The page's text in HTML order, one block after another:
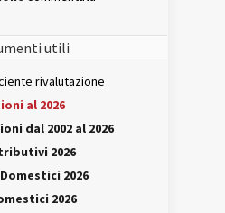
utili
rivalutazione
al 2026
dal 2002 al 2026
2026
Domestici 2026
2026